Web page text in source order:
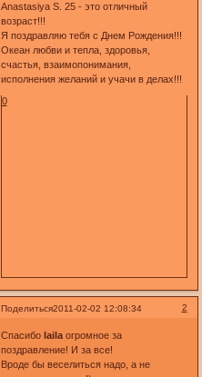
Anastasiya S. 25 - это отличный
возраст!!!
Я поздравляю тебя с Днем Рождения!!!
Океан любви и тепла, здоровья,
счастья, взаимопонимания,
исполнения желаний и учачи в делах!!!
0
Поделиться 2
2011-02-02 12:08:34
Спасибо lailaогромное за
поздравление! И за все!
Вроде бы веселиться надо, а не